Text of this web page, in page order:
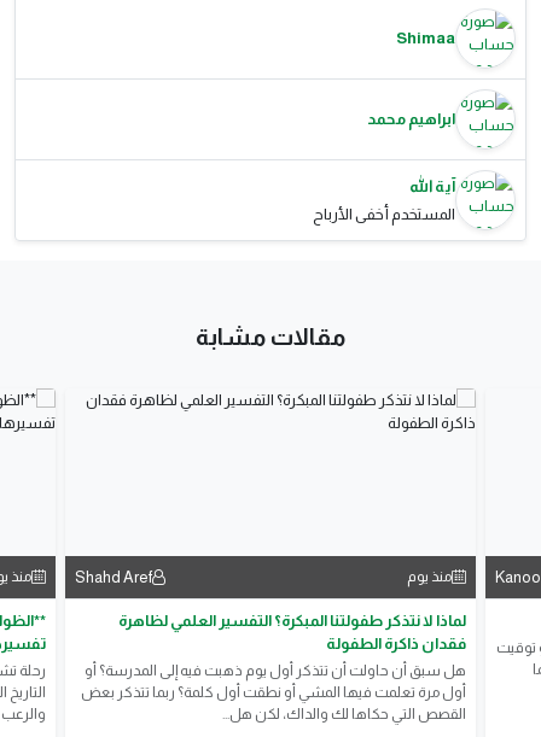
Shimaa
ابراهيم محمد
آية الله
المستخدم أخفى الأرباح
مقالات مشابة
توقيت
منذ يوم Shahd Aref
لماذا لا نتذكر طفولتنا المبكرة؟ التفسير العلمي لظاهرة
فقدان ذاكرة الطفولة
هل سبق أن حاولت أن تتذكر أول يوم ذهبت فيه إلى المدرسة؟ أو
أول مرة تعلمت فيها المشي أو نطقت أول كلمة؟ ربما تتذكر بعض
القصص التي حكاها لك والداك، لكن هل...
منذ
رحلة